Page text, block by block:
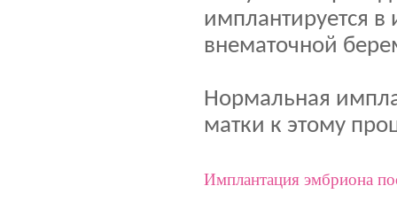
имплантируется в
внематочной
Нормальная
матки к этому
Имплантация эмбриона